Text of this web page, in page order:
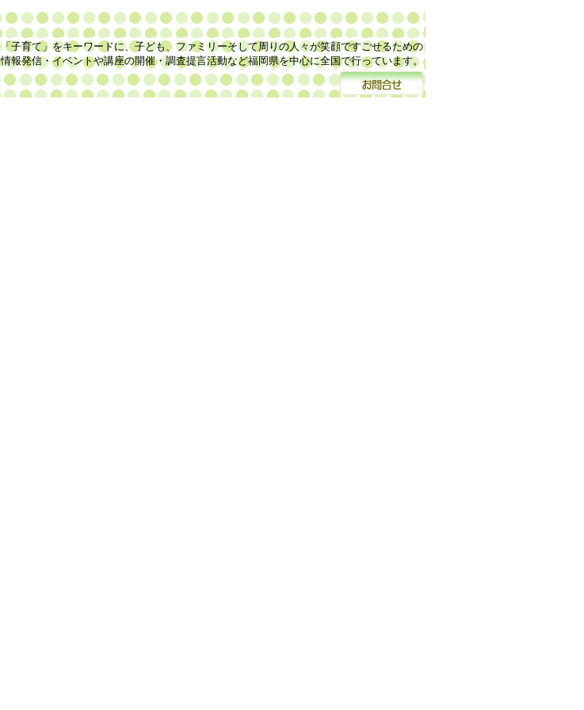
「子育て」をキーワードに、子ども、ファミリーそして周りの人々が笑顔ですごせるための
情報発信・イベントや講座の開催・調査提言活動など福岡県を中心に全国で行っています。